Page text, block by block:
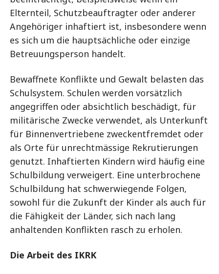
Elternteil, Schutzbeauftragter oder anderer
Angehöriger inhaftiert ist, insbesondere wenn
es sich um die hauptsächliche oder einzige
Betreuungsperson handelt.
Bewaffnete Konflikte und Gewalt belasten das
Schulsystem. Schulen werden vorsätzlich
angegriffen oder absichtlich beschädigt, für
militärische Zwecke verwendet, als Unterkunft
für Binnenvertriebene zweckentfremdet oder
als Orte für unrechtmässige Rekrutierungen
genutzt. Inhaftierten Kindern wird häufig eine
Schulbildung verweigert. Eine unterbrochene
Schulbildung hat schwerwiegende Folgen,
sowohl für die Zukunft der Kinder als auch für
die Fähigkeit der Länder, sich nach lang
anhaltenden Konflikten rasch zu erholen.
Die Arbeit des IKRK